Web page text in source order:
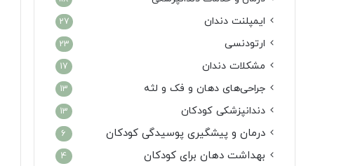
ایمپلنت دندان 27
ارتودنسی 23
مشکلات دندان 17
جراحی‌های دهان و فک و لثه 13
دندانپزشکی کودکان 13
درمان و پیشگیری پوسیدگی کودکان 6
بهداشت دهان برای کودکان 4